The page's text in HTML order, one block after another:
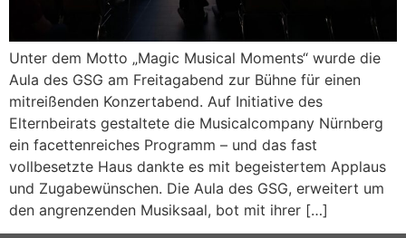
Unter dem Motto „Magic Musical Moments“ wurde die
Aula des GSG am Freitagabend zur Bühne für einen
mitreißenden Konzertabend. Auf Initiative des
Elternbeirats gestaltete die Musicalcompany Nürnberg
ein facettenreiches Programm – und das fast
vollbesetzte Haus dankte es mit begeistertem Applaus
und Zugabewünschen. Die Aula des GSG, erweitert um
den angrenzenden Musiksaal, bot mit ihrer […]